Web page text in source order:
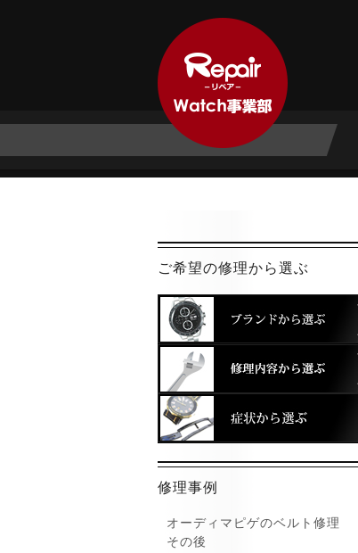
ご希望の修理から選ぶ
修理事例
オーディマピゲのベルト修理
その後